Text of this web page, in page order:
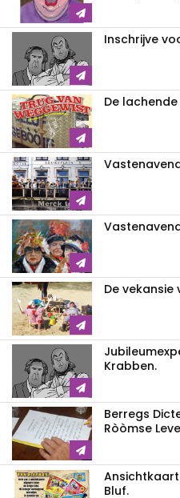
Inschrijve
De
De vekansie
Krabben.
Berregs
Ròòmse
Bluf.